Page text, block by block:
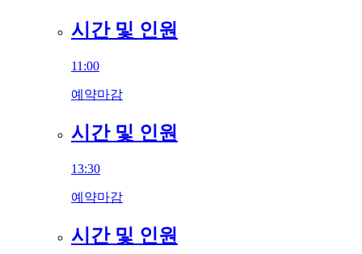
시간 및 인원
11:00
예약마감
시간 및 인원
13:30
예약마감
시간 및 인원